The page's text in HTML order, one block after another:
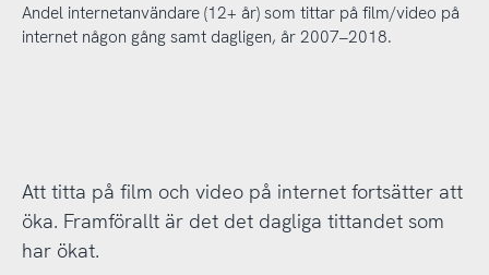
Andel internetanvändare (12+ år) som tittar på film/video på
internet någon gång samt dagligen, år 2007–2018.
Att titta på film och video på internet fortsätter att
öka. Framförallt är det det dagliga tittandet som
har ökat.